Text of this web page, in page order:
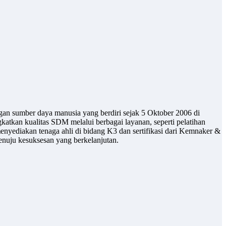
sumber daya manusia yang berdiri sejak 5 Oktober 2006 di
kualitas SDM melalui berbagai layanan, seperti pelatihan
tenaga ahli di bidang K3 dan sertifikasi dari Kemnaker &
kesuksesan yang berkelanjutan.